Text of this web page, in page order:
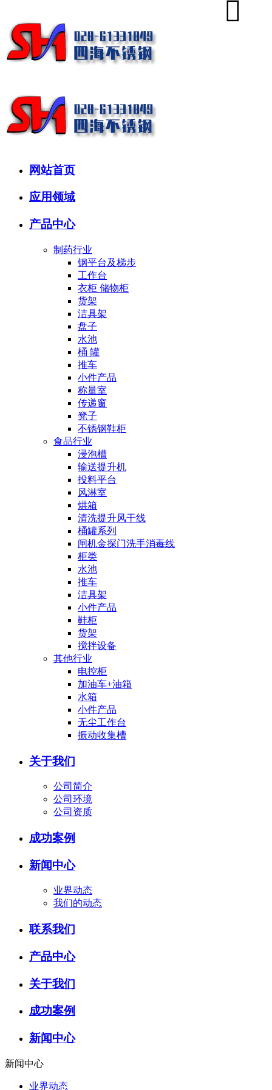
网站首页
应用领域
产品中心
制药行业
钢平台及梯步
工作台
衣柜 储物柜
货架
洁具架
盘子
水池
桶 罐
推车
小件产品
称量室
传递窗
凳子
不锈钢鞋柜
食品行业
浸泡槽
输送提升机
投料平台
风淋室
烘箱
清洗提升风干线
桶罐系列
闸机金探门洗手消毒线
柜类
水池
推车
洁具架
小件产品
鞋柜
货架
搅拌设备
其他行业
电控柜
加油车+油箱
水箱
小件产品
无尘工作台
振动收集槽
关于我们
公司简介
公司环境
公司资质
成功案例
新闻中心
业界动态
我们的动态
联系我们
产品中心
关于我们
成功案例
新闻中心
新闻中心
业界动态